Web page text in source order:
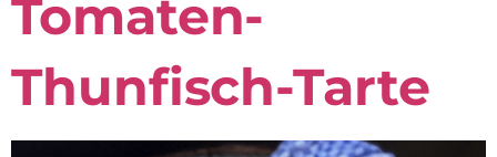
Tomaten-
Thunfisch-Tarte